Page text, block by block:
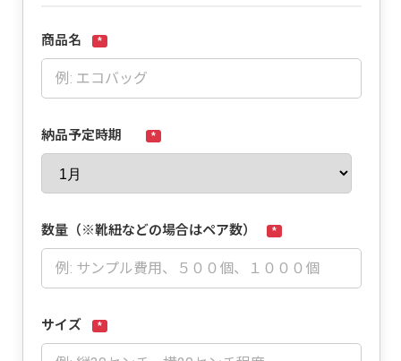
商品名 *
納品予定時期 *
数量（※靴紐などの場合はペア数） *
サイズ *